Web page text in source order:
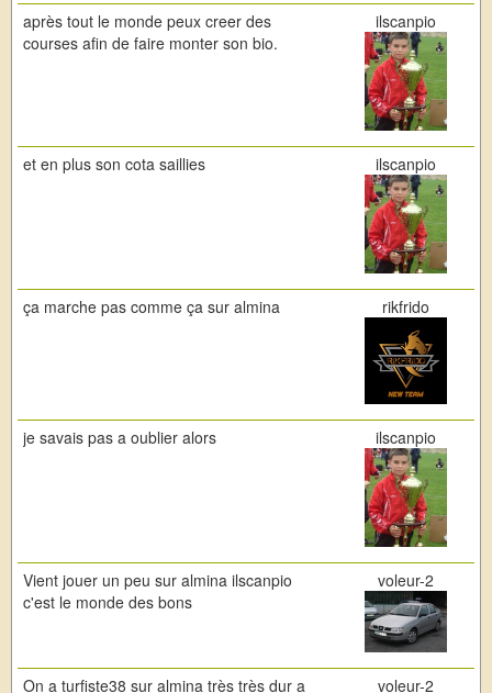
après tout le monde peux creer des
courses afin de faire monter son bio.
ilscanpio
et en plus son cota saillies ilscanpio
ça marche pas comme ça sur almina rikfrido
je savais pas a oublier alors ilscanpio
Vient jouer un peu sur almina ilscanpio
c'est le monde des bons
voleur-2
On a turfiste38 sur almina très très dur a
voleur-2